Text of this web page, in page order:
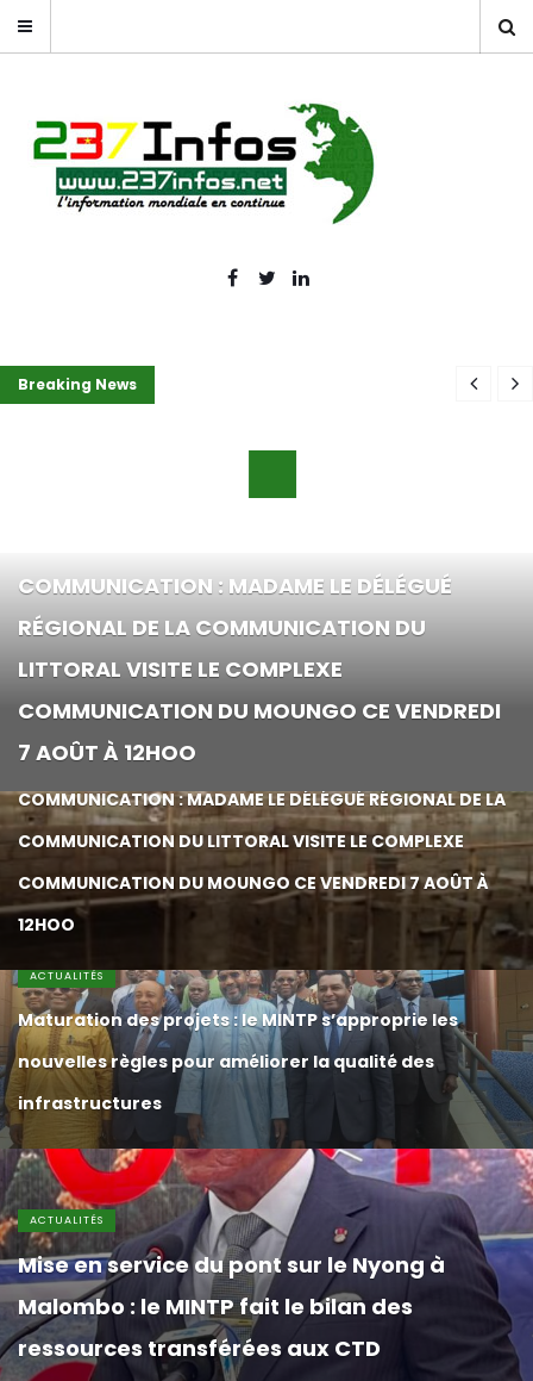
Breaking News
COMMUNICATION DU LITTORAL VISITE LE COMPLEXE
COMMUNICATION DU MOUNGO CE VENDREDI 7 AOÛT À 12HOO
Maturation des projets : le MINTP s’approprie les nouvelles règles
pour améliorer la qualité des infrastructures
6 AOÛT 2026
COMMUNICATION : MADAME LE DÉLÉGUÉ
RÉGIONAL DE LA COMMUNICATION DU
LITTORAL VISITE LE COMPLEXE
COMMUNICATION DU MOUNGO CE VENDREDI
7 AOÛT À 12HOO
ACTUALITÉS
COMMUNICATION : MADAME LE DÉLÉGUÉ RÉGIONAL DE LA
COMMUNICATION DU LITTORAL VISITE LE COMPLEXE
COMMUNICATION DU MOUNGO CE VENDREDI 7 AOÛT À
12HOO
ACTUALITÉS
Maturation des projets : le MINTP s’approprie les
nouvelles règles pour améliorer la qualité des
infrastructures
ACTUALITÉS
Mise en service du pont sur le Nyong à
Malombo : le MINTP fait le bilan des
ressources transférées aux CTD